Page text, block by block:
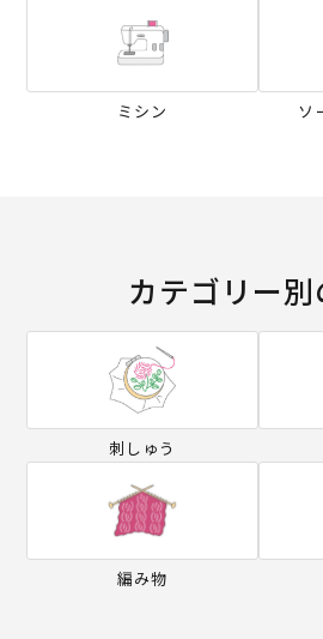
ミシン ソ
カテゴリー
刺しゅう
編み物